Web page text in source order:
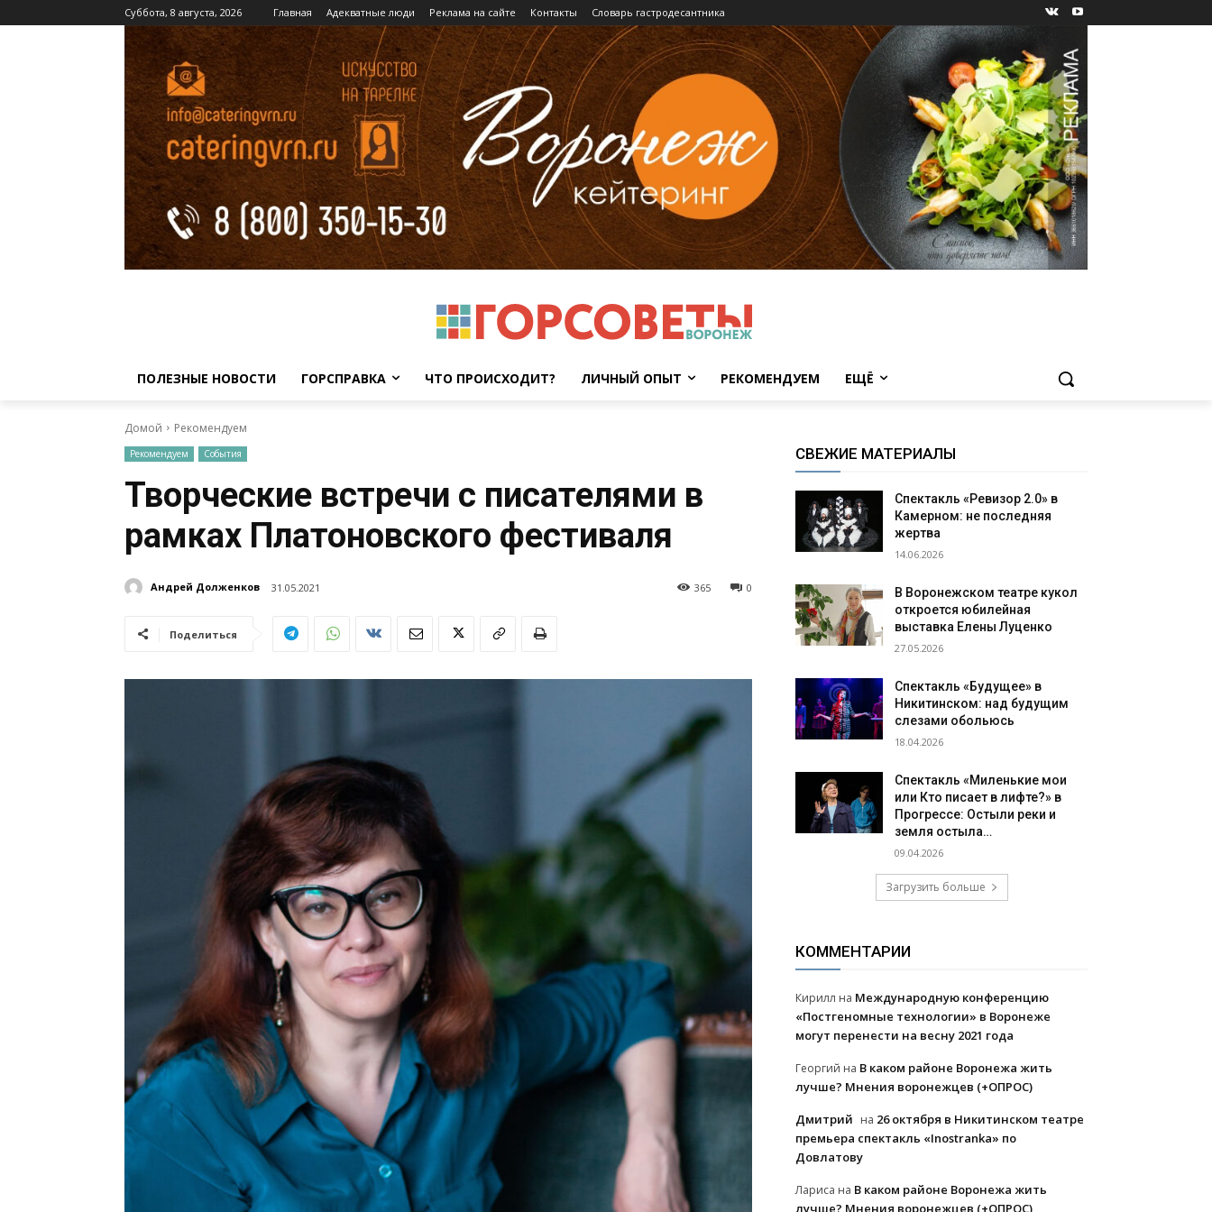
Суббота, 8 августа, 2026 Главная Адекватные люди Реклама на сайте Контакты Словарь гастродесантника
ПОЛЕЗНЫЕ НОВОСТИ ГОРСПРАВКА ЧТО ПРОИСХОДИТ? ЛИЧНЫЙ ОПЫТ РЕКОМЕНДУЕМ ЕЩЁ
Домой Рекомендуем
Рекомендуем События
Творческие встречи с писателями в
рамках Платоновского фестиваля
Андрей Долженков 31.05.2021 0
365
Поделиться
СВЕЖИЕ МАТЕРИАЛЫ
Спектакль «Ревизор 2.0» в
Камерном: не последняя
жертва
14.06.2026
В Воронежском театре кукол
откроется юбилейная
выставка Елены Луценко
27.05.2026
Спектакль «Будущее» в
Никитинском: над будущим
слезами обольюсь
18.04.2026
Спектакль «Миленькие мои
или Кто писает в лифте?» в
Прогрессе: Остыли реки и
земля остыла…
09.04.2026
Загрузить больше
КОММЕНТАРИИ
Кирилл на Международную конференцию
«Постгеномные технологии» в Воронеже
могут перенести на весну 2021 года
Георгий на В каком районе Воронежа жить
лучше? Мнения воронежцев (+ОПРОС)
Дмитрий на 26 октября в Никитинском театре
премьера спектакль «Inostranka» по
Довлатову
Лариса на В каком районе Воронежа жить
лучше? Мнения воронежцев (+ОПРОС)